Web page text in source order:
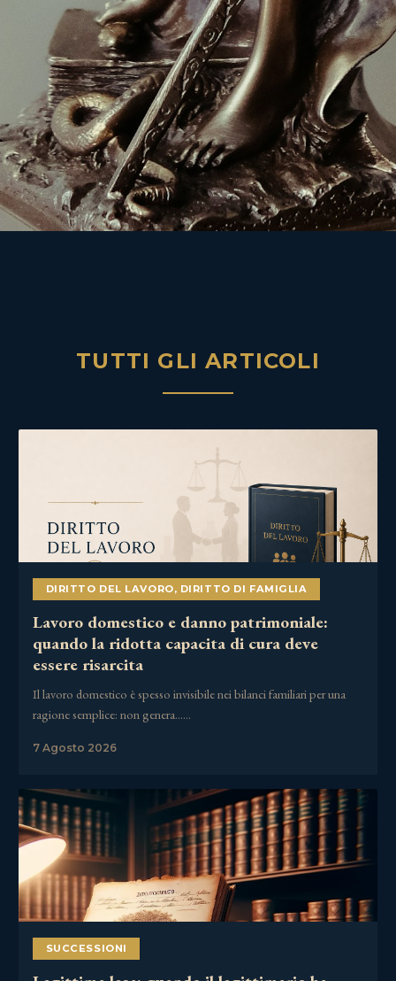
TUTTI GLI ARTICOLI
DIRITTO DEL LAVORO, DIRITTO DI FAMIGLIA
Lavoro domestico e danno patrimoniale:
quando la ridotta capacita di cura deve
essere risarcita
Il lavoro domestico è spesso invisibile nei bilanci familiari per una
ragione semplice: non genera……
7 Agosto 2026
SUCCESSIONI